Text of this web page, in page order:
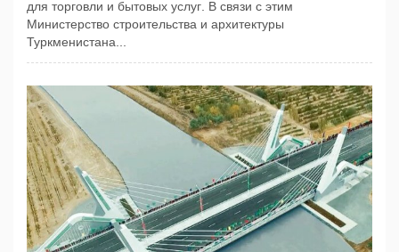
для торговли и бытовых услуг. В связи с этим
Министерство строительства и архитектуры
Туркменистана...